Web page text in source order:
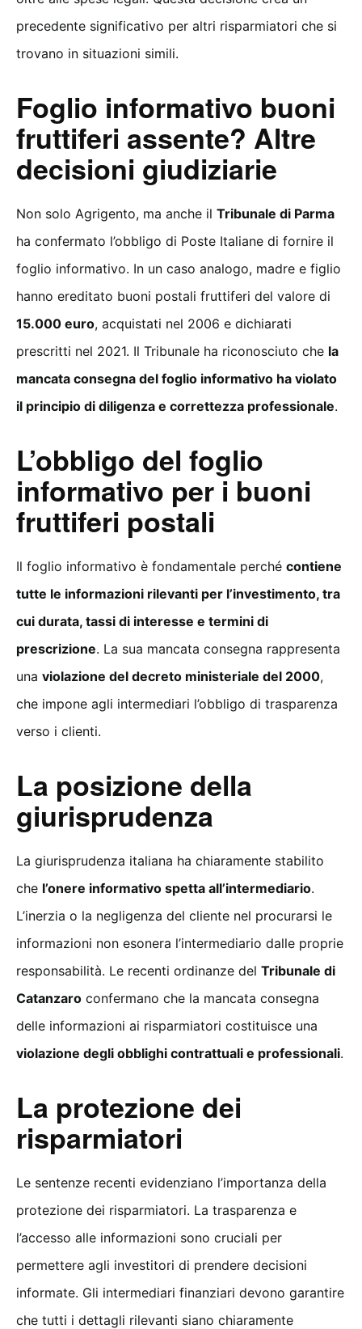
precedente significativo per altri risparmiatori che si
trovano in situazioni simili.
Foglio informativo buoni
fruttiferi assente? Altre
decisioni giudiziarie
Non solo Agrigento, ma anche il Tribunale di Parma
ha confermato l’obbligo di Poste Italiane di fornire il
foglio informativo. In un caso analogo, madre e figlio
hanno ereditato buoni postali fruttiferi del valore di
15.000 euro, acquistati nel 2006 e dichiarati
prescritti nel 2021. Il Tribunale ha riconosciuto che la
mancata consegna del foglio informativo ha violato
il principio di diligenza e correttezza professionale.
L’obbligo del foglio
informativo per i buoni
fruttiferi postali
Il foglio informativo è fondamentale perché contiene
tutte le informazioni rilevanti per l’investimento, tra
cui durata, tassi di interesse e termini di
prescrizione. La sua mancata consegna rappresenta
una violazione del decreto ministeriale del 2000,
che impone agli intermediari l’obbligo di trasparenza
verso i clienti.
La posizione della
giurisprudenza
La giurisprudenza italiana ha chiaramente stabilito
che l’onere informativo spetta all’intermediario.
L’inerzia o la negligenza del cliente nel procurarsi le
informazioni non esonera l’intermediario dalle proprie
responsabilità. Le recenti ordinanze del Tribunale di
Catanzaro confermano che la mancata consegna
delle informazioni ai risparmiatori costituisce una
violazione degli obblighi contrattuali e professionali.
La protezione dei
risparmiatori
Le sentenze recenti evidenziano l’importanza della
protezione dei risparmiatori. La trasparenza e
l’accesso alle informazioni sono cruciali per
permettere agli investitori di prendere decisioni
informate. Gli intermediari finanziari devono garantire
che tutti i dettagli rilevanti siano chiaramente